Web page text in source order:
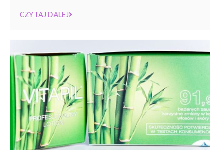
CZYTAJ DALEJ